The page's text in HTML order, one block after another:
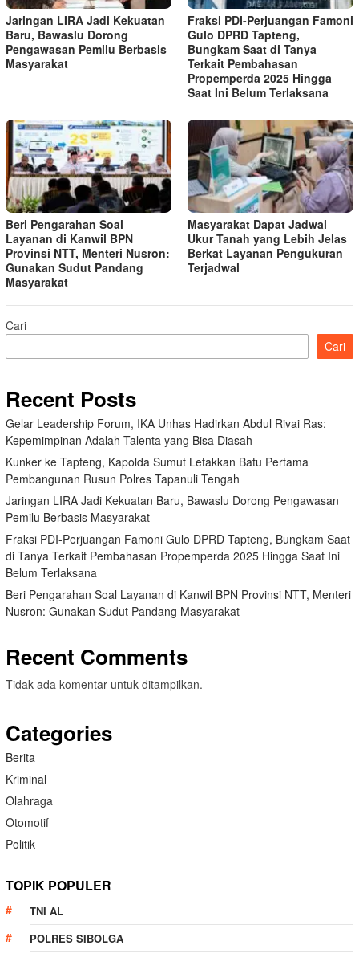
Jaringan LIRA Jadi Kekuatan
Baru, Bawaslu Dorong
Pengawasan Pemilu Berbasis
Masyarakat
Fraksi PDI-Perjuangan Famoni
Gulo DPRD Tapteng,
Bungkam Saat di Tanya
Terkait Pembahasan
Propemperda 2025 Hingga
Saat Ini Belum Terlaksana
Beri Pengarahan Soal
Layanan di Kanwil BPN
Provinsi NTT, Menteri Nusron:
Gunakan Sudut Pandang
Masyarakat
Masyarakat Dapat Jadwal
Ukur Tanah yang Lebih Jelas
Berkat Layanan Pengukuran
Terjadwal
Cari
Cari
Recent Posts
Gelar Leadership Forum, IKA Unhas Hadirkan Abdul Rivai Ras:
Kepemimpinan Adalah Talenta yang Bisa Diasah
Kunker ke Tapteng, Kapolda Sumut Letakkan Batu Pertama
Pembangunan Rusun Polres Tapanuli Tengah
Jaringan LIRA Jadi Kekuatan Baru, Bawaslu Dorong Pengawasan
Pemilu Berbasis Masyarakat
Fraksi PDI-Perjuangan Famoni Gulo DPRD Tapteng, Bungkam Saat
di Tanya Terkait Pembahasan Propemperda 2025 Hingga Saat Ini
Belum Terlaksana
Beri Pengarahan Soal Layanan di Kanwil BPN Provinsi NTT, Menteri
Nusron: Gunakan Sudut Pandang Masyarakat
Recent Comments
Tidak ada komentar untuk ditampilkan.
Categories
Berita
Kriminal
Olahraga
Otomotif
Politik
TOPIK POPULER
TNI AL
POLRES SIBOLGA